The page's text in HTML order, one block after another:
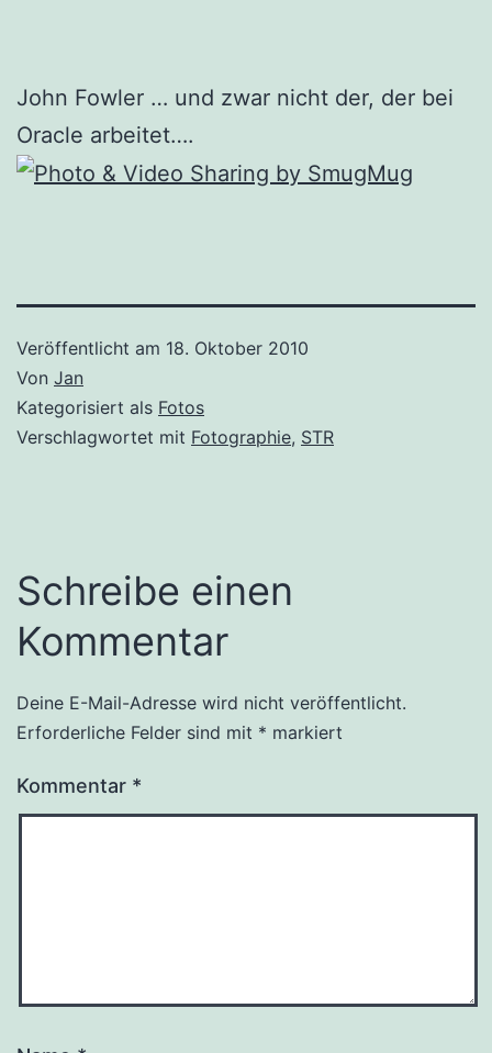
John Fowler … und zwar nicht der, der bei
Oracle arbeitet….
Veröffentlicht am 18. Oktober 2010
Von Jan
Kategorisiert als Fotos
Verschlagwortet mit Fotographie, STR
Schreibe einen
Kommentar
Deine E-Mail-Adresse wird nicht veröffentlicht.
Erforderliche Felder sind mit * markiert
Kommentar *